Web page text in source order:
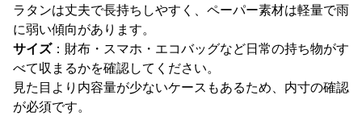
ラタンは丈夫で長持ちしやすく、ペーパー素材は軽量で雨
に弱い傾向があります。
サイズ：財布・スマホ・エコバッグなど日常の持ち物がす
べて収まるかを確認してください。
見た目より内容量が少ないケースもあるため、内寸の確認
が必須です。